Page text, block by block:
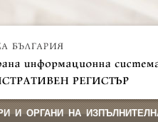
И ОРГАНИ НА